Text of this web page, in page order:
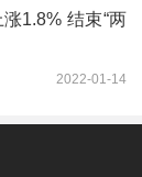
1.8% 结束“两
2022-01-14